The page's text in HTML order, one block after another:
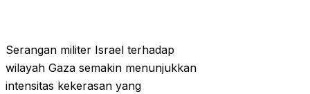
Serangan militer Israel terhadap
wilayah Gaza semakin menunjukkan
intensitas kekerasan yang